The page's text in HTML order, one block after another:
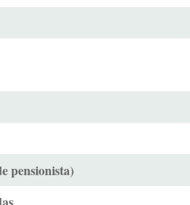
pensionista)